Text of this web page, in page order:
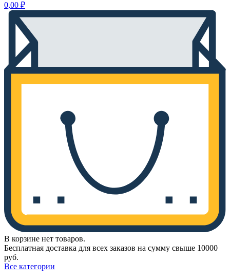
0,00 ₽
В корзине нет товаров.
Бесплатная доставка для всех заказов на сумму свыше 10000
руб.
Все категории